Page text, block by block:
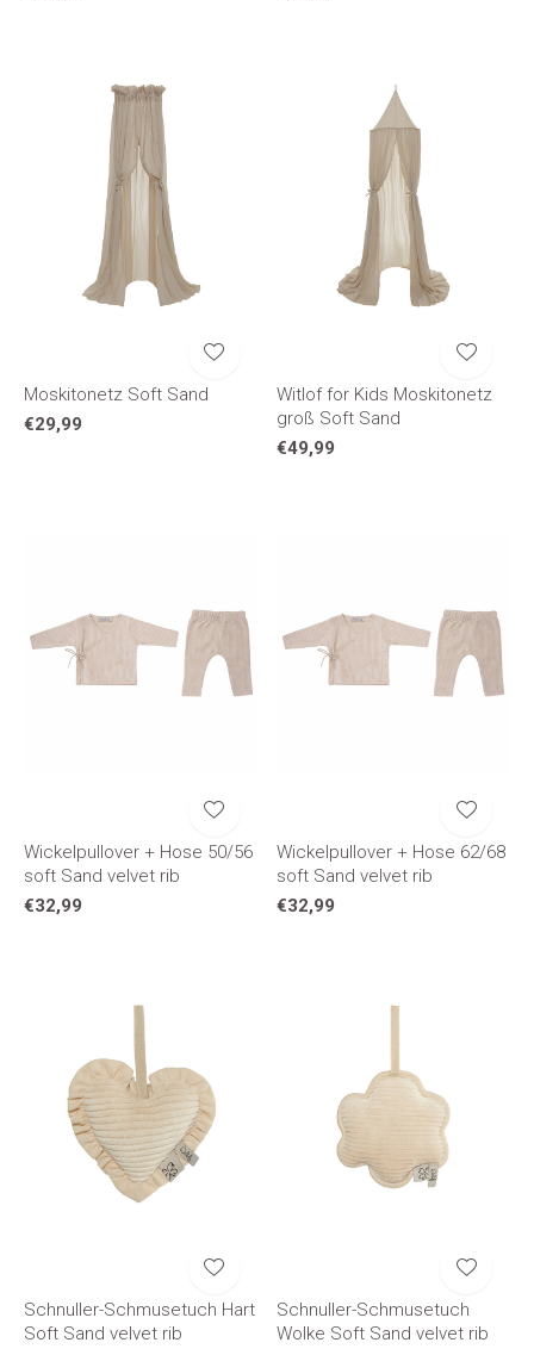
Moskitonetz Soft Sand
€29,99
Witlof for Kids Moskitonetz
groß Soft Sand
€49,99
Wickelpullover + Hose 50/56
soft Sand velvet rib
€32,99
Wickelpullover + Hose 62/68
soft Sand velvet rib
€32,99
Schnuller-Schmusetuch Hart
Soft Sand velvet rib
Schnuller-Schmusetuch
Wolke Soft Sand velvet rib